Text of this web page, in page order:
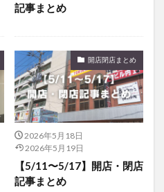
記事まとめ
開店閉店まとめ
2026年5月18日
2026年5月19日
【5/11〜5/17】開店・閉店
記事まとめ